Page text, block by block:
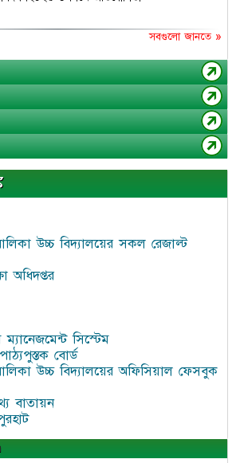
সবগুলো জানতে »
উচ্চ বিদ্যালয়ের সকল রেজাল্ট
অধিদপ্তর
ম্যানেজমেন্ট সিস্টেম
বোর্ড
উচ্চ বিদ্যালয়ের অফিসিয়াল ফেসবুক
বাতায়ন